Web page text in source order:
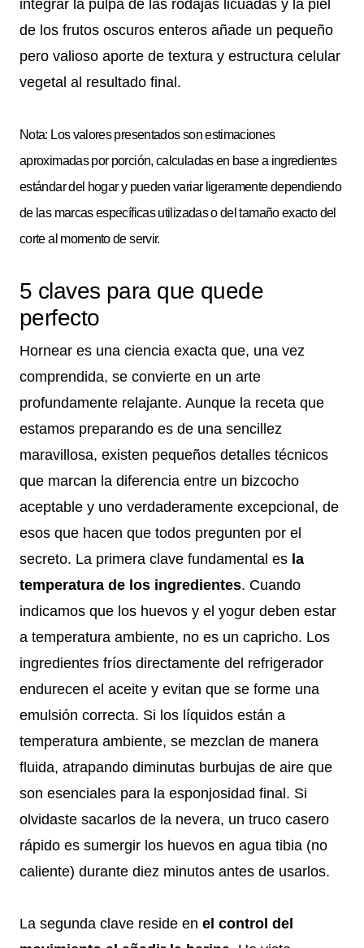
integrar la pulpa de las rodajas licuadas y la piel
de los frutos oscuros enteros añade un pequeño
pero valioso aporte de textura y estructura celular
vegetal al resultado final.
Nota: Los valores presentados son estimaciones
aproximadas por porción, calculadas en base a ingredientes
estándar del hogar y pueden variar ligeramente dependiendo
de las marcas específicas utilizadas o del tamaño exacto del
corte al momento de servir.
5 claves para que quede
perfecto
Hornear es una ciencia exacta que, una vez
comprendida, se convierte en un arte
profundamente relajante. Aunque la receta que
estamos preparando es de una sencillez
maravillosa, existen pequeños detalles técnicos
que marcan la diferencia entre un bizcocho
aceptable y uno verdaderamente excepcional, de
esos que hacen que todos pregunten por el
secreto. La primera clave fundamental es la
temperatura de los ingredientes. Cuando
indicamos que los huevos y el yogur deben estar
a temperatura ambiente, no es un capricho. Los
ingredientes fríos directamente del refrigerador
endurecen el aceite y evitan que se forme una
emulsión correcta. Si los líquidos están a
temperatura ambiente, se mezclan de manera
fluida, atrapando diminutas burbujas de aire que
son esenciales para la esponjosidad final. Si
olvidaste sacarlos de la nevera, un truco casero
rápido es sumergir los huevos en agua tibia (no
caliente) durante diez minutos antes de usarlos.
La segunda clave reside en el control del